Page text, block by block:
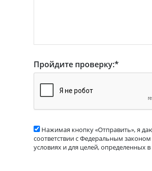
Пройдите проверку:*
Нажимая кнопку «Отправить», я
соответствии с Федеральным
условиях и для целей, определенных